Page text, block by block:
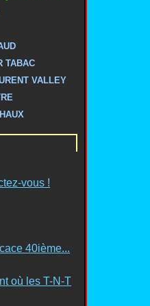
TABAC
VALLEY
vous !
40ième...
où les T-N-T